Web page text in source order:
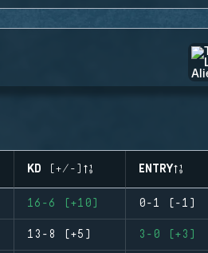
KD (+/-) ENTRY
16-6 (+10) 0-1 (-1)
13-8 (+5) 3-0 (+3)